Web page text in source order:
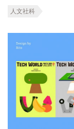
人文社科